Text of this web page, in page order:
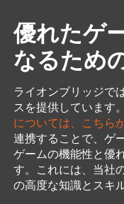
優れたゲ
なるため
ライオンブリッジで
スを提供しています。
については、こちら
連携することで、ゲ
ゲームの機能性と優
す。これには、当社
の高度な知識とスキ